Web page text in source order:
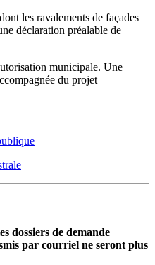
les ravalements de façades
déclaration préalable de
municipale. Une
du projet
dossiers de demande
par courriel ne seront plus